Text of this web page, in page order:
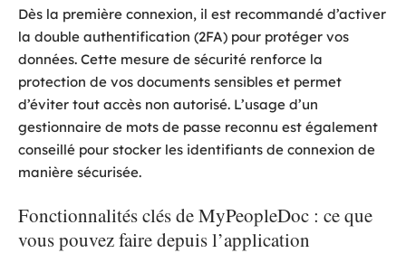
Dès la première connexion, il est recommandé d’activer
la double authentification (2FA) pour protéger vos
données. Cette mesure de sécurité renforce la
protection de vos documents sensibles et permet
d’éviter tout accès non autorisé. L’usage d’un
gestionnaire de mots de passe reconnu est également
conseillé pour stocker les identifiants de connexion de
manière sécurisée.
Fonctionnalités clés de MyPeopleDoc : ce que
vous pouvez faire depuis l’application